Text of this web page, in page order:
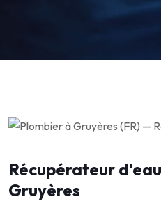
Récupérateur
Gruyères